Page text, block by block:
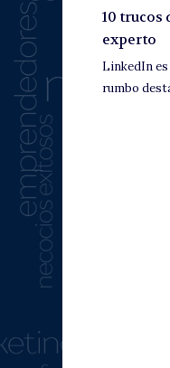
10 trucos
experto
LinkedIn
rumbo